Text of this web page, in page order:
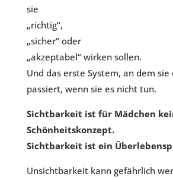
sie
„richtig“,
„sicher“ oder
„akzeptabel“ wirken sollen.
Und das erste System, an dem
passiert, wenn sie es nicht tun.
Sichtbarkeit ist für Mädchen
Schönheitskonzept.
Sichtbarkeit ist ein
Unsichtbarkeit kann gefährlich